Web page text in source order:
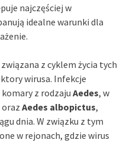
najczęściej w
idealne warunki dla
z cyklem życia tych
wirusa. Infekcje
z rodzaju Aedes, w
oraz Aedes albopictus,
dnia. W związku z tym
w rejonach, gdzie wirus